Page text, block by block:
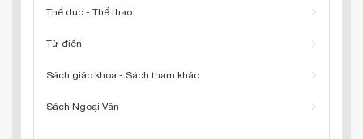
Thể dục - Thể thao
Từ điển
Sách giáo khoa - Sách tham khảo
Sách Ngoại Văn